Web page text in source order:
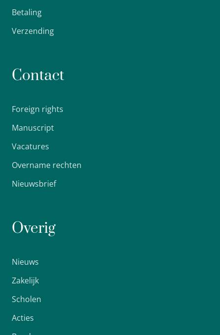
Betaling
Verzending
Contact
Foreign rights
Manuscript
Vacatures
Overname rechten
Nieuwsbrief
Overig
Nieuws
Zakelijk
Scholen
Acties